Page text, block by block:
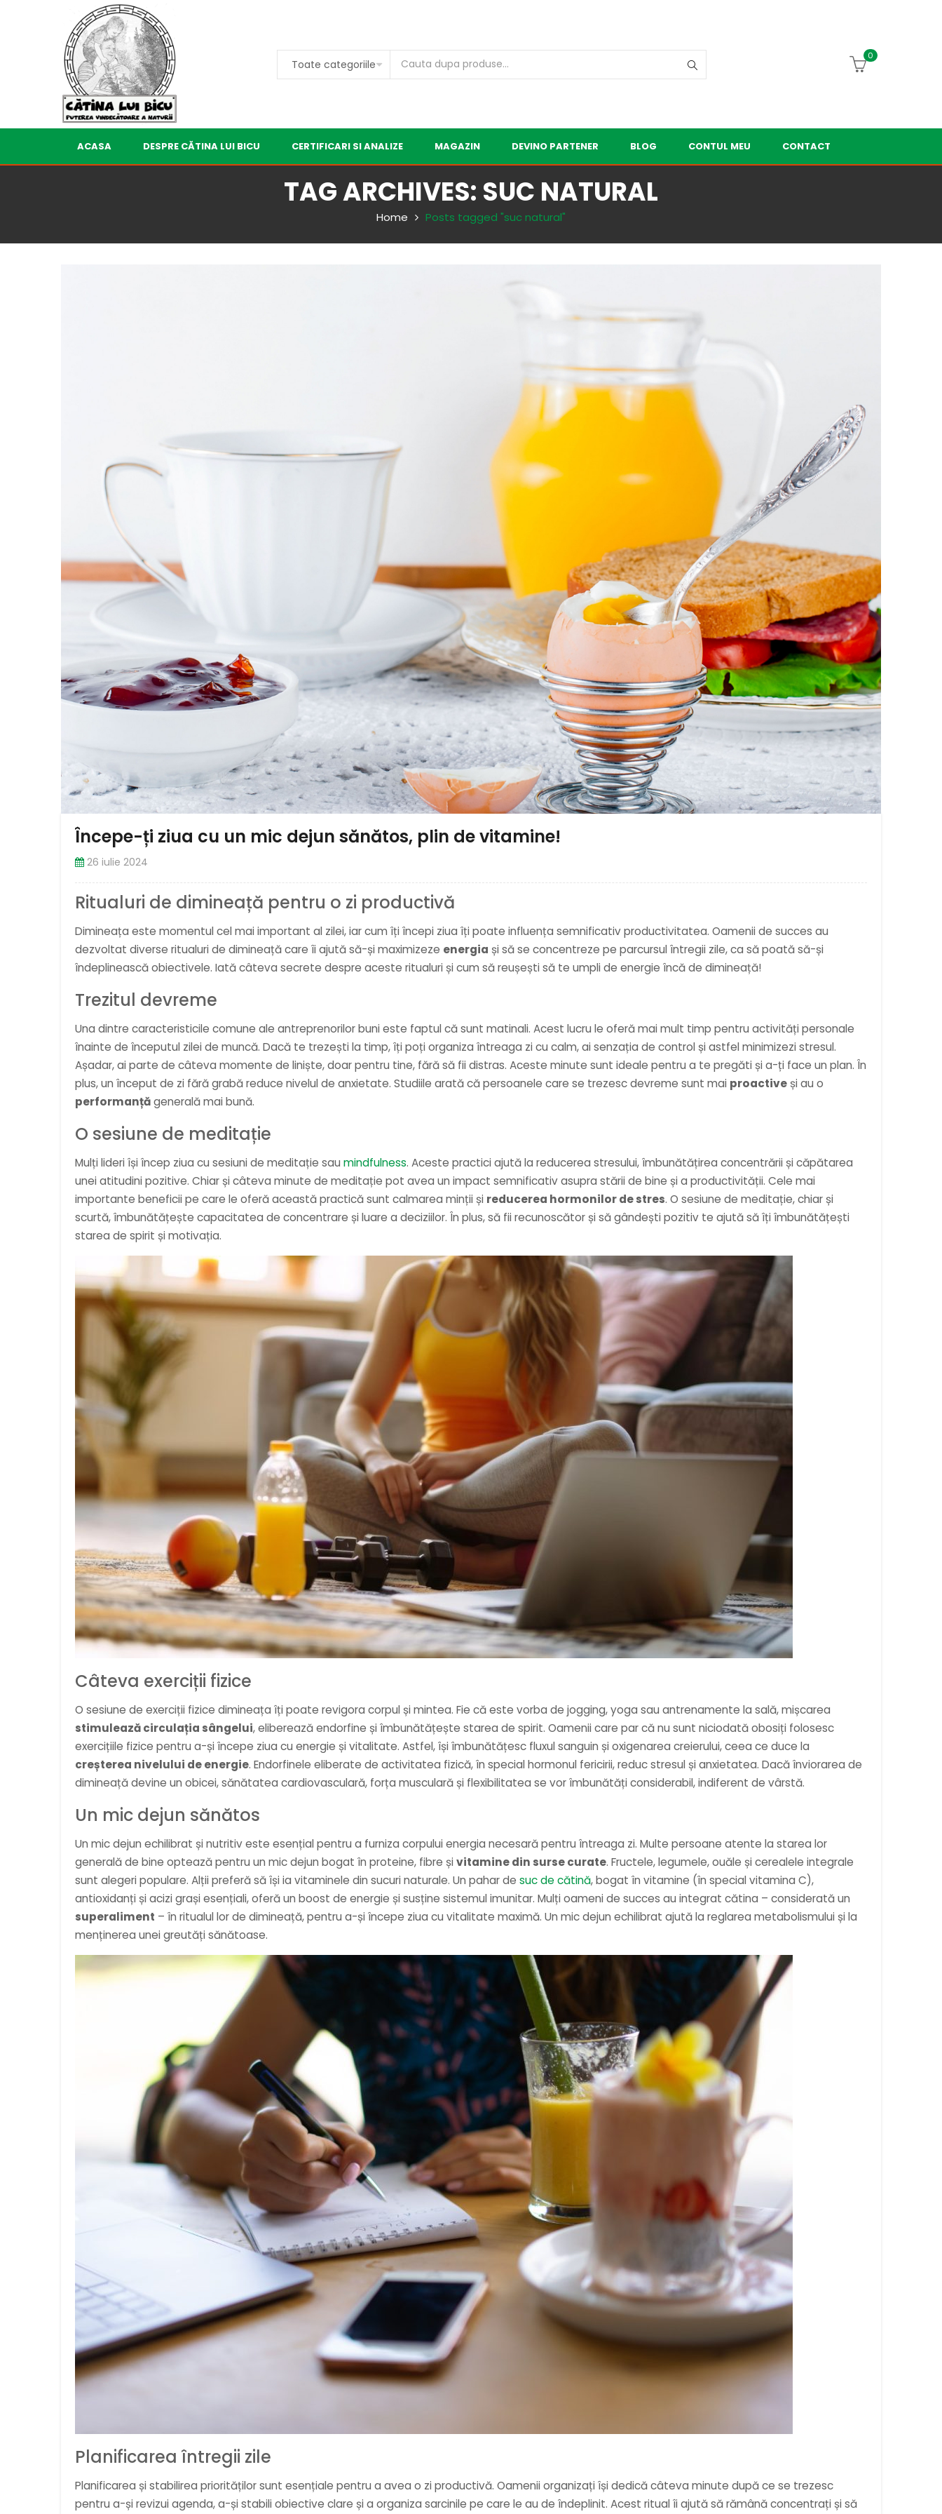
0
ACASA DESPRE CĂTINA LUI BICU CERTIFICARI SI ANALIZE MAGAZIN DEVINO PARTENER BLOG CONTUL MEU CONTACT
TAG ARCHIVES: SUC NATURAL
Home Posts tagged "suc natural"
Începe-ți ziua cu un mic dejun sănătos, plin de vitamine!
26 iulie 2024
Ritualuri de dimineață pentru o zi productivă
Dimineața este momentul cel mai important al zilei, iar cum îți începi ziua îți poate influența semnificativ productivitatea. Oamenii de succes au
dezvoltat diverse ritualuri de dimineață care îi ajută să-și maximizeze energia și să se concentreze pe parcursul întregii zile, ca să poată să-și
îndeplinească obiectivele. Iată câteva secrete despre aceste ritualuri și cum să reușești să te umpli de energie încă de dimineață!
Trezitul devreme
Una dintre caracteristicile comune ale antreprenorilor buni este faptul că sunt matinali. Acest lucru le oferă mai mult timp pentru activități personale
înainte de începutul zilei de muncă. Dacă te trezești la timp, îți poți organiza întreaga zi cu calm, ai senzația de control și astfel minimizezi stresul.
Așadar, ai parte de câteva momente de liniște, doar pentru tine, fără să fii distras. Aceste minute sunt ideale pentru a te pregăti și a-ți face un plan. În
plus, un început de zi fără grabă reduce nivelul de anxietate. Studiile arată că persoanele care se trezesc devreme sunt mai proactive și au o
performanțăgenerală mai bună.
O sesiune de meditație
Mulți lideri își încep ziua cu sesiuni de meditație sau mindfulness. Aceste practici ajută la reducerea stresului, îmbunătățirea concentrării și căpătarea
unei atitudini pozitive. Chiar și câteva minute de meditație pot avea un impact semnificativ asupra stării de bine și a productivității. Cele mai
importante beneficii pe care le oferă această practică sunt calmarea minții și reducerea hormonilor de stres. O sesiune de meditație, chiar și
scurtă, îmbunătățește capacitatea de concentrare și luare a deciziilor. În plus, să fii recunoscător și să gândești pozitiv te ajută să îți îmbunătățești
starea de spirit și motivația.
Câteva exerciții fizice
O sesiune de exerciții fizice dimineața îți poate revigora corpul și mintea. Fie că este vorba de jogging, yoga sau antrenamente la sală, mișcarea
stimulează circulația sângelui, eliberează endorfine și îmbunătățește starea de spirit. Oamenii care par că nu sunt niciodată obosiți folosesc
exercițiile fizice pentru a-și începe ziua cu energie și vitalitate. Astfel, își îmbunătățesc fluxul sanguin și oxigenarea creierului, ceea ce duce la
creșterea nivelului de energie. Endorfinele eliberate de activitatea fizică, în special hormonul fericirii, reduc stresul și anxietatea. Dacă înviorarea de
dimineață devine un obicei, sănătatea cardiovasculară, forța musculară și flexibilitatea se vor îmbunătăți considerabil, indiferent de vârstă.
Un mic dejun sănătos
Un mic dejun echilibrat și nutritiv este esențial pentru a furniza corpului energia necesară pentru întreaga zi. Multe persoane atente la starea lor
generală de bine optează pentru un mic dejun bogat în proteine, fibre și vitamine din surse curate. Fructele, legumele, ouăle și cerealele integrale
sunt alegeri populare. Alții preferă să își ia vitaminele din sucuri naturale. Un pahar de suc de cătină, bogat în vitamine (în special vitamina C),
antioxidanți și acizi grași esențiali, oferă un boost de energie și susține sistemul imunitar. Mulți oameni de succes au integrat cătina – considerată un
superaliment – în ritualul lor de dimineață, pentru a-și începe ziua cu vitalitate maximă. Un mic dejun echilibrat ajută la reglarea metabolismului și la
menținerea unei greutăți sănătoase.
Planificarea întregii zile
Planificarea și stabilirea priorităților sunt esențiale pentru a avea o zi productivă. Oamenii organizați își dedică câteva minute după ce se trezesc
pentru a-și revizui agenda, a-și stabili obiective clare și a organiza sarcinile pe care le au de îndeplinit. Acest ritual îi ajută să rămână concentrați și să